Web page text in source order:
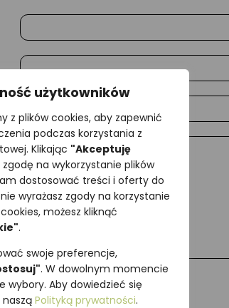
użytkowników
z plików cookies, aby zapewnić
podczas korzystania z
Klikając "Akceptuję
zgodę na wykorzystanie plików
dostosować treści i oferty do
wyrażasz zgody na korzystanie
możesz kliknąć
.
swoje preferencje,
. W dowolnym momencie
wybory. Aby dowiedzieć się
nasząPolityką prywatności.